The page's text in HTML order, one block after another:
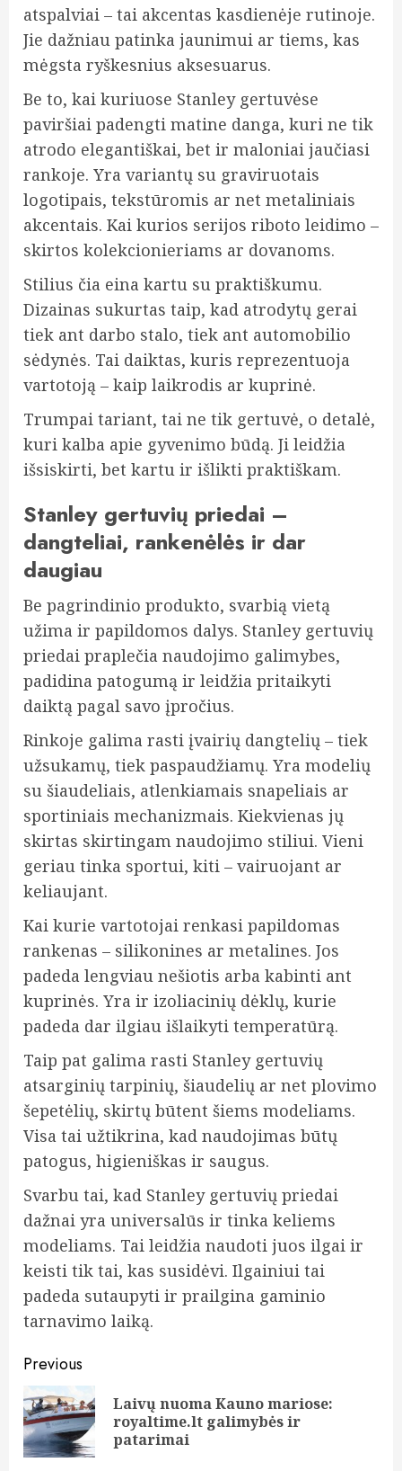
atspalviai – tai akcentas kasdienėje rutinoje.
Jie dažniau patinka jaunimui ar tiems, kas
mėgsta ryškesnius aksesuarus.
Be to, kai kuriuose Stanley gertuvėse
paviršiai padengti matine danga, kuri ne tik
atrodo elegantiškai, bet ir maloniai jaučiasi
rankoje. Yra variantų su graviruotais
logotipais, tekstūromis ar net metaliniais
akcentais. Kai kurios serijos riboto leidimo –
skirtos kolekcionieriams ar dovanoms.
Stilius čia eina kartu su praktiškumu.
Dizainas sukurtas taip, kad atrodytų gerai
tiek ant darbo stalo, tiek ant automobilio
sėdynės. Tai daiktas, kuris reprezentuoja
vartotoją – kaip laikrodis ar kuprinė.
Trumpai tariant, tai ne tik gertuvė, o detalė,
kuri kalba apie gyvenimo būdą. Ji leidžia
išsiskirti, bet kartu ir išlikti praktiškam.
Stanley gertuvių priedai –
dangteliai, rankenėlės ir dar
daugiau
Be pagrindinio produkto, svarbią vietą
užima ir papildomos dalys. Stanley gertuvių
priedai praplečia naudojimo galimybes,
padidina patogumą ir leidžia pritaikyti
daiktą pagal savo įpročius.
Rinkoje galima rasti įvairių dangtelių – tiek
užsukamų, tiek paspaudžiamų. Yra modelių
su šiaudeliais, atlenkiamais snapeliais ar
sportiniais mechanizmais. Kiekvienas jų
skirtas skirtingam naudojimo stiliui. Vieni
geriau tinka sportui, kiti – vairuojant ar
keliaujant.
Kai kurie vartotojai renkasi papildomas
rankenas – silikonines ar metalines. Jos
padeda lengviau nešiotis arba kabinti ant
kuprinės. Yra ir izoliacinių dėklų, kurie
padeda dar ilgiau išlaikyti temperatūrą.
Taip pat galima rasti Stanley gertuvių
atsarginių tarpinių, šiaudelių ar net plovimo
šepetėlių, skirtų būtent šiems modeliams.
Visa tai užtikrina, kad naudojimas būtų
patogus, higieniškas ir saugus.
Svarbu tai, kad Stanley gertuvių priedai
dažnai yra universalūs ir tinka keliems
modeliams. Tai leidžia naudoti juos ilgai ir
keisti tik tai, kas susidėvi. Ilgainiui tai
padeda sutaupyti ir prailgina gaminio
tarnavimo laiką.
Continue
Reading
Previous
Laivų nuoma Kauno mariose:
royaltime.lt galimybės ir
patarimai